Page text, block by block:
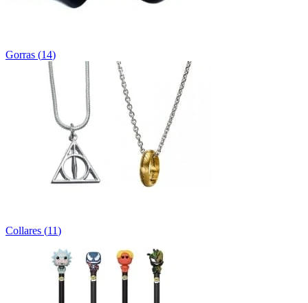
Gorras (14)
Collares (11)